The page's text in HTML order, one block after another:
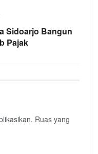
Sidoarjo Bangun
Pajak
Ruas yang